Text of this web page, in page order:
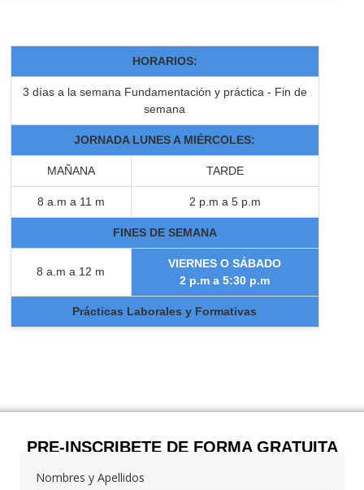
HORARIOS:
3 días a la semana Fundamentación y práctica - Fin de
semana
JORNADA LUNES A MIÉRCOLES:
MAÑANA TARDE
8 a.m a 11 m 2 p.m a 5 p.m
FINES DE SEMANA
8 a.m a 12 m
VIERNES O SÁBADO
2 p.m a 5:30 p.m
Prácticas Laborales y Formativas
PRE-INSCRIBETE DE FORMA GRATUITA
Nombres y Apellidos